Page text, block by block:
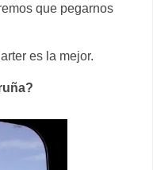
que pegarnos
es la mejor.